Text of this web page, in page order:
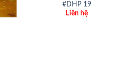
#DHP 19
Liên hệ